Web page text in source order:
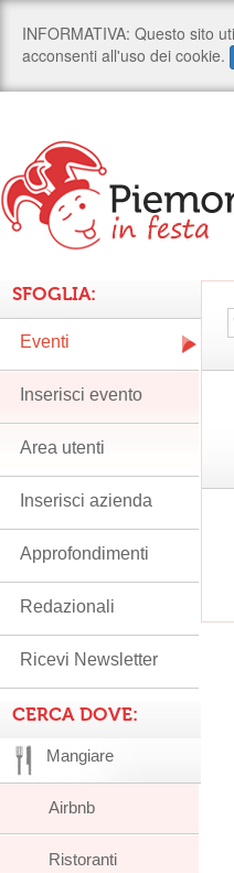
SFOGLIA:
Eventi
Inserisci evento
Area utenti
Inserisci azienda
Approfondimenti
Redazionali
Ricevi Newsletter
CERCA DOVE:
Mangiare
Airbnb
Ristoranti